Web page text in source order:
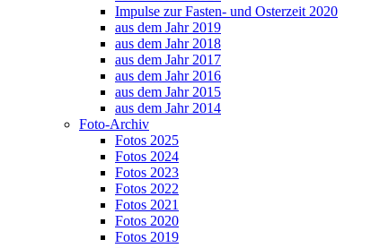
Impulse zur Fasten- und Osterzeit 2020
aus dem Jahr 2019
aus dem Jahr 2018
aus dem Jahr 2017
aus dem Jahr 2016
aus dem Jahr 2015
aus dem Jahr 2014
Foto-Archiv
Fotos 2025
Fotos 2024
Fotos 2023
Fotos 2022
Fotos 2021
Fotos 2020
Fotos 2019